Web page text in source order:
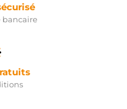
bancaire